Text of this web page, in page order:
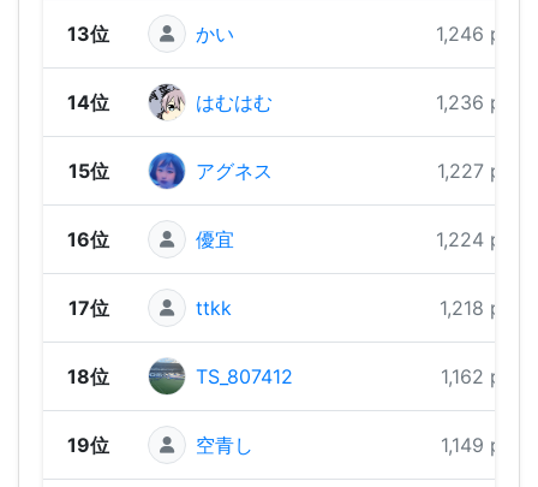
13位 かい 1,246 pts
14位 はむはむ 1,236 pts
15位 アグネス 1,227 pts
16位 優宜 1,224 pts
17位 ttkk 1,218 pts
18位 TS_807412 1,162 pts
19位 空青し 1,149 pts